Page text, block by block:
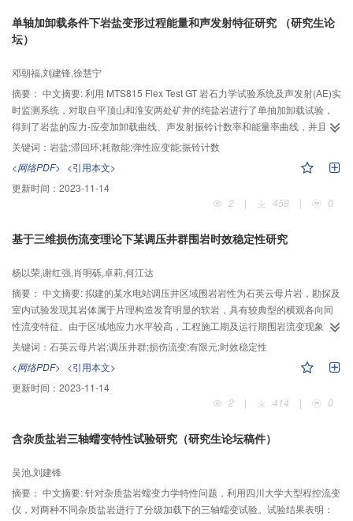
单轴加卸载条件下岩盐变形过程能量和声发射特征研究 （研究生论
坛）
邓朝福,刘建锋,徐慧宁
摘要： 中文摘要: 利用 MTS815 Flex Test GT 岩石力学试验系统及声发射(AE)实
时监测系统，对取自平顶山和淮安两处矿井的纯盐岩进行了单抽加卸载试验，
得到了岩盐的应力-应变加卸载曲线、声发射振铃计数率和能量率曲线，并且从
能量与声发射的角度研究了纯岩盐变形破坏过程的基本特征。通过研究表明，
岩盐单轴加卸载条件下，弹性变形阶段很短，屈服过程产生很大的塑形变形，
且峰后的变形过程没有应力的急剧下降，整个实验过程中加卸、载之间滞回环
面积很微小。在整个实验过程中，弹性应变能占的比例非常的小；盐岩单轴加
卸载变形破坏过程中，其耗散能随应变一直增加，且增长率递增，而当应力接
一直增加，且增长率递减，在峰值处达到最大值，峰后开始下降。岩盐在试验
发展期，直到峰值处，出现一个累计振铃计数和累计能量曲线的拐点，峰后以
一个更高的速率稳定地且呈现阶梯状发展。本文对于盐岩储气库的水溶开挖和
采气过程中逐渐卸载的应力环境施工过程有一定的实际指导意义。
关键词： 岩盐;滞回环;耗散能;弹性应变能;振铃计数
<网络PDF> <引用本文>
更新时间： 2023-11-14
2
| 458 | 0
基于三维损伤流变理论下某调压井群围岩时效稳定性研究
杨以荣,谢红强,肖明砾,卓莉,何江达
摘要： 中文摘要: 拟建的某水电站调压井区域围岩岩性为石英云母片岩，勘探及
室内试验发现其岩体属于片理构造发育明显的软岩，具有较典型的横观各向同
性流变特征。由于区域地应力水平较高，工程施工期及运行期围岩流变现象可
能显著影响岩体稳定性及衬砌结构特性。本文在全面反映区域地质构造、调压
井结构形式及地应力场的基础上，建立了三维数值计算模型，同时考虑施工时
序及支护衬砌措施，应用根据室内试验及现场监测资料建立的横观各向同性岩
体粘弹塑性损伤本构模型，采用FLAC3D软件研究了调压井群施工期和运行期
围岩稳定性及衬砌结构安全性。结果表明：施工开挖过程中围岩在流变效应的
显著，开挖完成后500d后围岩位移趋于收敛；开挖完成后围岩整体处于受压状
量值增长速率随时间逐渐减小，其中2年内变形量约占长期（50年）变形量的
54%，调压井围岩及衬砌结构运行1年后应力水平基本趋于稳定，运行期内调压
井围岩应力水平变化幅度很小。
关键词： 石英云母片岩;调压井群;损伤流变;有限元;时效稳定性
<网络PDF> <引用本文>
更新时间： 2023-11-14
2
| 414 | 0
含杂质盐岩三轴蠕变特性试验研究（研究生论坛稿件）
吴池,刘建锋
摘要： 中文摘要: 针对杂质盐岩蠕变力学特性问题，利用四川大学大型程控流变
仪，对两种不同杂质盐岩进行了分级加载下的三轴蠕变试验。试验结果表明：